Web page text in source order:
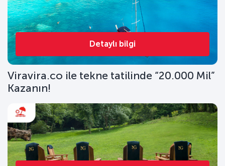
Detaylı bilgi
Viravira.co ile tekne tatilinde “20.000 Mil”
Kazanın!